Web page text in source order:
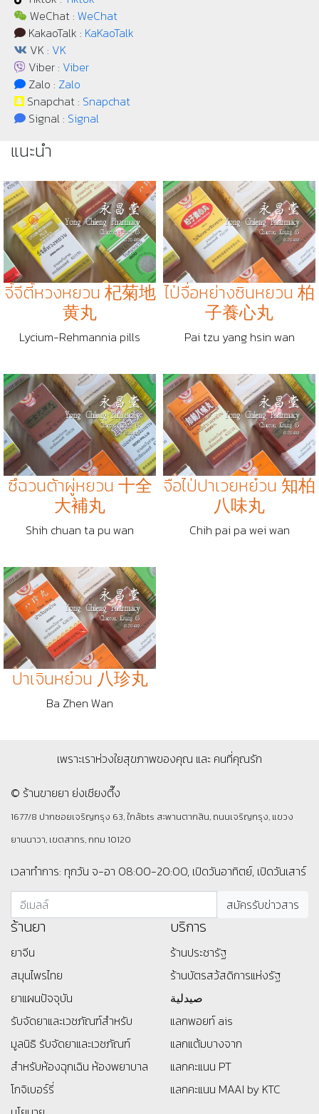
WeChat : WeChat
KakaoTalk : KaKaoTalk
VK : VK
Viber : Viber
Zalo : Zalo
Snapchat : Snapchat
Signal : Signal
แนะนำ
จี้จีตี้หวงหยวน 杞菊地
黄丸
Lycium-Rehmannia pills
ไป่จื่อหย่างซินหยวน 柏
子養心丸
Pai tzu yang hsin wan
ซึฉวนต้าผู่หยวน 十全
大補丸
Shih chuan ta pu wan
จือไป่ปาเวยหย๋วน 知柏
八味丸
Chih pai pa wei wan
ปาเจินหย๋วน 八珍丸
Ba Zhen Wan
เพราะเราห่วงใยสุขภาพของคุณ และ คนที่คุณรัก
© ร้านขายยา ย่งเชียงตึ๊ง
1677/8 ปากซอยเจริญกรุง 63, ใกล้bts สะพานตากสิน, ถนนเจริญกรุง, แขวง
ยานนาวา, เขตสาทร, กทม 10120
เวลาทำการ: ทุกวัน จ-อา 08:00-20:00, เปิดวันอาทิตย์, เปิดวันเสาร์
ร้านยา
ยาจีน
สมุนไพรไทย
ยาแผนปัจจุบัน
รับจัดยาและเวชภัณฑ์สำหรับ
มูลนิธิ รับจัดยาและเวชภัณฑ์
สำหรับห้องฉุกเฉิน ห้องพยาบาล
โกจิเบอร์รี่
บริการ
ร้านประชารัฐ
ร้านบัตรสว้สดิการแห่งรัฐ
صيدلية
แลกพอยท์ ais
แลกแต้มบางจาก
แลกคะแนน PT
แลกคะแนน MAAI by KTC